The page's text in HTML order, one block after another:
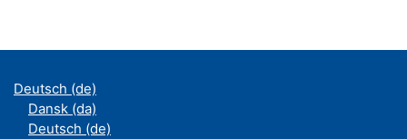
Deutsch ‎(de)‎
Dansk ‎(da)‎
Deutsch ‎(de)‎